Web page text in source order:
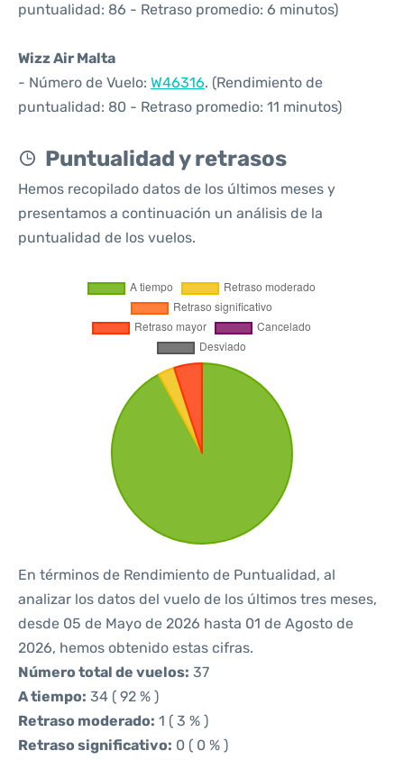
puntualidad: 86 - Retraso promedio: 6 minutos)
Wizz Air Malta
- Número de Vuelo: W46316. (Rendimiento de
puntualidad: 80 - Retraso promedio: 11 minutos)
Puntualidad y retrasos
Hemos recopilado datos de los últimos meses y
presentamos a continuación un análisis de la
puntualidad de los vuelos.
En términos de Rendimiento de Puntualidad, al
analizar los datos del vuelo de los últimos tres meses,
desde 05 de Mayo de 2026 hasta 01 de Agosto de
2026, hemos obtenido estas cifras.
Número total de vuelos: 37
A tiempo: 34 ( 92 % )
Retraso moderado: 1 ( 3 % )
Retraso significativo: 0 ( 0 % )